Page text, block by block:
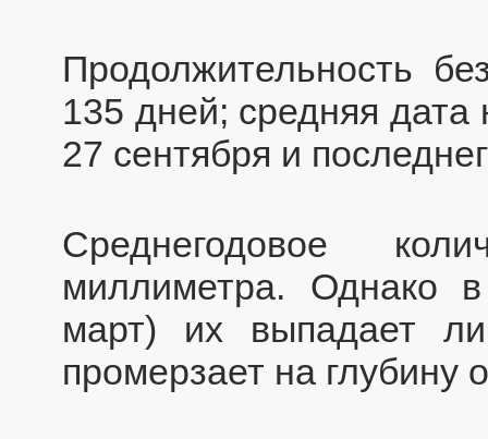
Продолжительность
135 дней; средняя
27 сентября и
Среднегодовое
миллиметра. Однако
март) их выпадает
промерзает на глубину